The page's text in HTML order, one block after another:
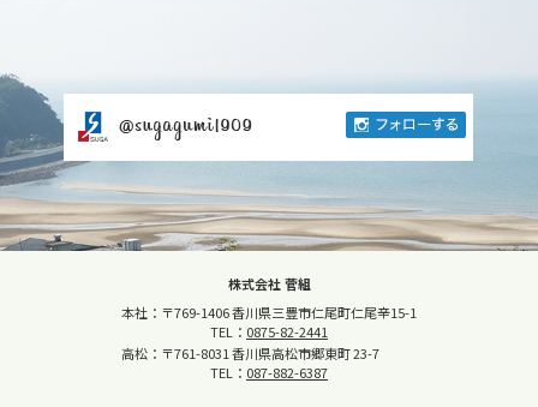
株式会社 菅組
本社：〒769-1406 香川県三豊市仁尾町仁尾辛15-1
TEL： 0875-82-2441
高松：〒761-8031 香川県高松市郷東町 23-7
TEL： 087-882-6387